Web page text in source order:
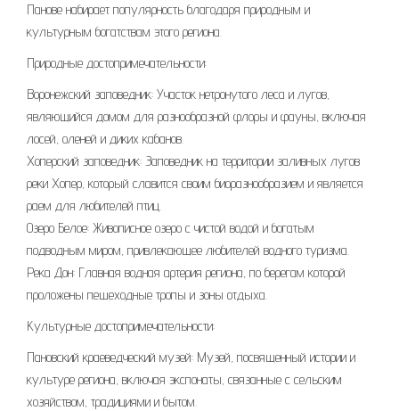
Панове набирает популярность благодаря природным и
культурным богатствам этого региона.
Природные достопримечательности:
Воронежский заповедник: Участок нетронутого леса и лугов,
являющийся домом для разнообразной флоры и фауны, включая
лосей, оленей и диких кабанов.
Хоперский заповедник: Заповедник на территории заливных лугов
реки Хопер, который славится своим биоразнообразием и является
раем для любителей птиц.
Озеро Белое: Живописное озеро с чистой водой и богатым
подводным миром, привлекающее любителей водного туризма.
Река Дон: Главная водная артерия региона, по берегам которой
проложены пешеходные тропы и зоны отдыха.
Культурные достопримечательности:
Пановский краеведческий музей: Музей, посвященный истории и
культуре региона, включая экспонаты, связанные с сельским
хозяйством, традициями и бытом.